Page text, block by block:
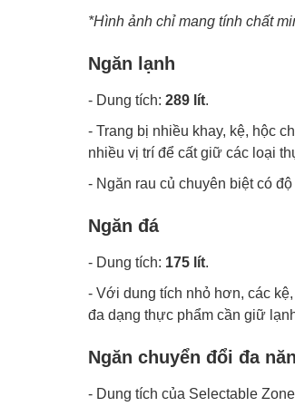
*Hình ảnh chỉ mang tính chất
Ngăn lạnh
- Dung tích: 289 lít.
- Trang bị nhiều khay, kệ, hộc
nhiều vị trí để cất giữ các loại
- Ngăn rau củ chuyên biệt có
Ngăn đá
- Dung tích: 175 lít.
- Với dung tích nhỏ hơn, các
đa dạng thực phẩm cần giữ
Ngăn chuyển đổi đa
- Dung tích của Selectable